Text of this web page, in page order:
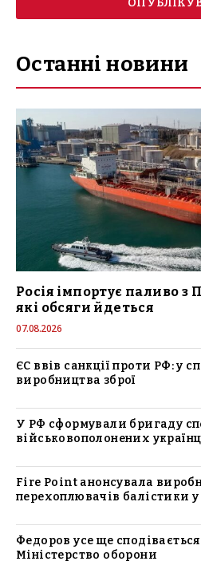
Останні новини
Росія імпортує паливо з
які обсяги йдеться
07.08.2026
ЄС ввів санкції проти РФ: у
виробництва зброї
У РФ сформували бригаду
військовополонених
Fire Point анонсувала
перехоплювачів балістики у
Федоров усе ще
Міністерство оборони